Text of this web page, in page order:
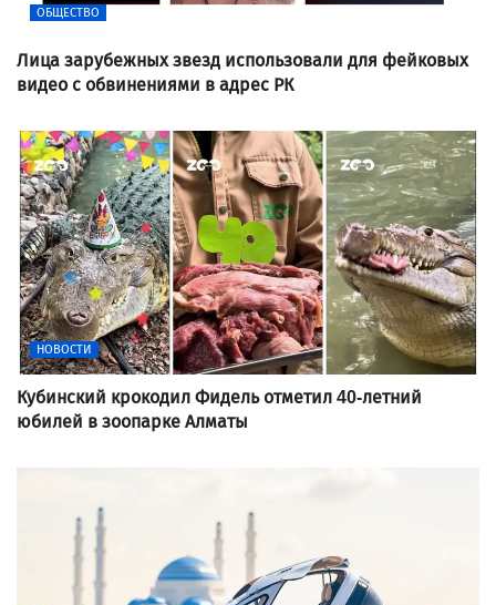
ОБЩЕСТВО
Лица зарубежных звезд использовали для фейковых
видео с обвинениями в адрес РК
НОВОСТИ
Кубинский крокодил Фидель отметил 40-летний
юбилей в зоопарке Алматы